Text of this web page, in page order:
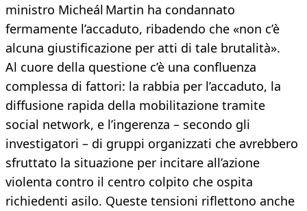
ministro Micheál Martin ha condannato
fermamente l’accaduto, ribadendo che «non c’è
alcuna giustificazione per atti di tale brutalità».
Al cuore della questione c’è una confluenza
complessa di fattori: la rabbia per l’accaduto, la
diffusione rapida della mobilitazione tramite
social network, e l’ingerenza – secondo gli
investigatori – di gruppi organizzati che avrebbero
sfruttato la situazione per incitare all’azione
violenta contro il centro colpito che ospita
richiedenti asilo. Queste tensioni riflettono anche